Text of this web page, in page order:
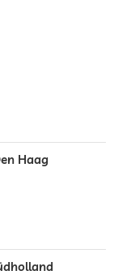
Haag